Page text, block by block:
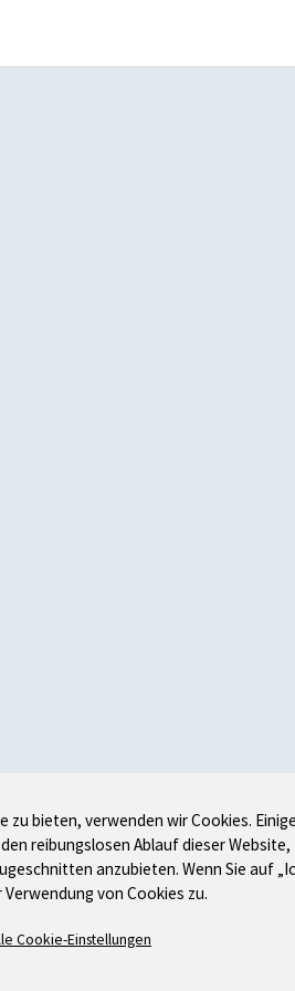
zu bieten, verwenden wir Cookies.
reibungslosen Ablauf dieser Website,
anzubieten. Wenn Sie auf
von Cookies zu.
Cookie-Einstellungen